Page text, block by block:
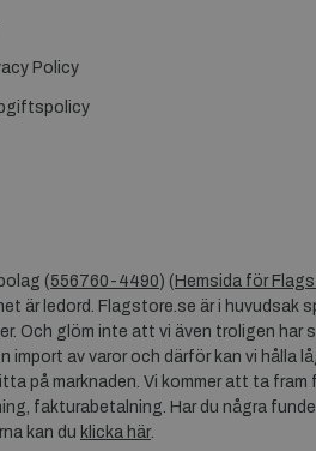
Policy
(556760-4490) ( Hemsida för
är ledord. Flagstore.se är i huvudsak
Och glöm inte att vi även troligen har
av varor och därför kan vi hålla
på marknaden. Vi kommer att ta fram
fakturabetalning. Har du några
kan du klicka här.